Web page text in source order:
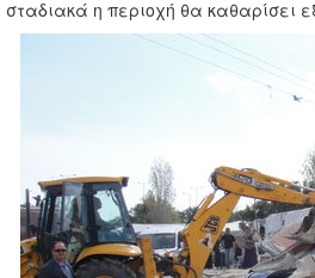
η περιοχή θα καθαρίσει